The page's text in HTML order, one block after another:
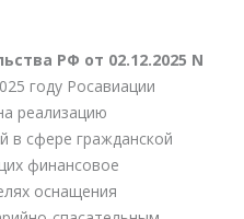
РФ от 02.12.2025 N
году Росавиации
реализацию
в сфере гражданской
финансовое
оснащения